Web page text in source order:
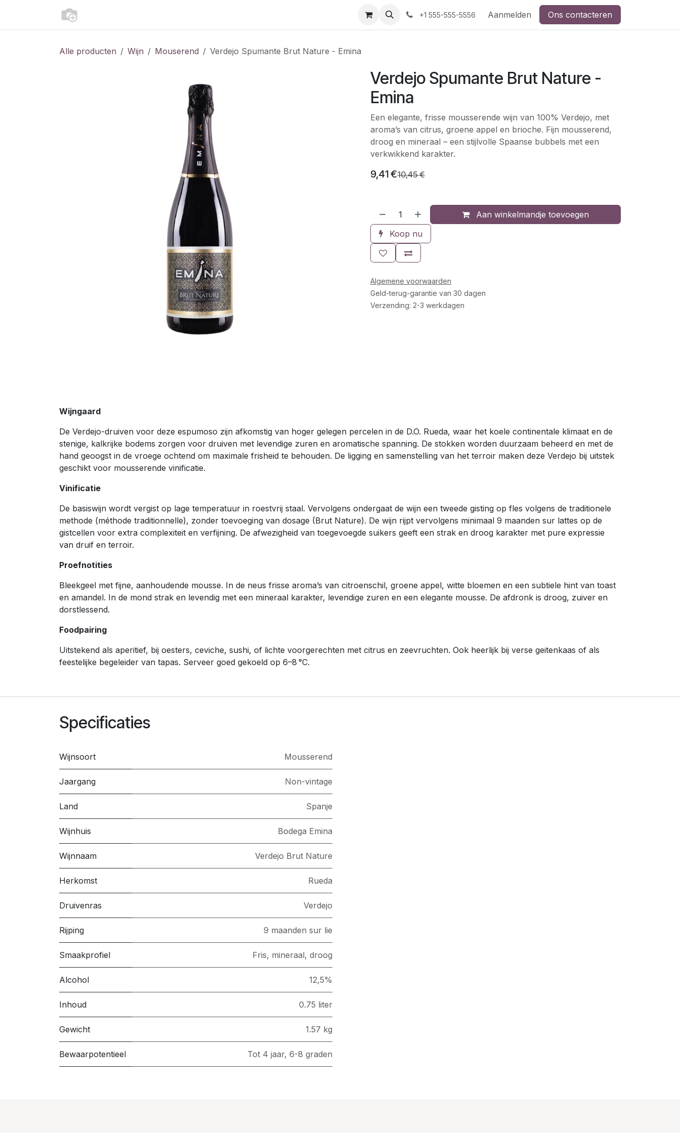
+1 555-555-5556 Aanmelden Ons contacteren
Alle producten Wijn Mouserend Verdejo Spumante Brut Nature - Emina
Verdejo Spumante Brut Nature -
Emina
Een elegante, frisse mousserende wijn van 100% Verdejo, met
aroma’s van citrus, groene appel en brioche. Fijn mousserend,
droog en mineraal – een stijlvolle Spaanse bubbels met een
verkwikkend karakter.
9,41€10,45€
Aan winkelmandje toevoegen
Koop nu
Algemene voorwaarden
Geld-terug-garantie van 30 dagen
Verzending: 2-3 werkdagen
Wijngaard
De Verdejo-druiven voor deze espumoso zijn afkomstig van hoger gelegen percelen in de D.O. Rueda, waar het koele continentale klimaat en de
stenige, kalkrijke bodems zorgen voor druiven met levendige zuren en aromatische spanning. De stokken worden duurzaam beheerd en met de
hand geoogst in de vroege ochtend om maximale frisheid te behouden. De ligging en samenstelling van het terroir maken deze Verdejo bij uitstek
geschikt voor mousserende vinificatie.
Vinificatie
De basiswijn wordt vergist op lage temperatuur in roestvrij staal. Vervolgens ondergaat de wijn een tweede gisting op fles volgens de traditionele
methode (méthode traditionnelle), zonder toevoeging van dosage (Brut Nature). De wijn rijpt vervolgens minimaal 9 maanden sur lattes op de
gistcellen voor extra complexiteit en verfijning. De afwezigheid van toegevoegde suikers geeft een strak en droog karakter met pure expressie
van druif en terroir.
Proefnotities
Bleekgeel met fijne, aanhoudende mousse. In de neus frisse aroma’s van citroenschil, groene appel, witte bloemen en een subtiele hint van toast
en amandel. In de mond strak en levendig met een mineraal karakter, levendige zuren en een elegante mousse. De afdronk is droog, zuiver en
dorstlessend.
Foodpairing
Uitstekend als aperitief, bij oesters, ceviche, sushi, of lichte voorgerechten met citrus en zeevruchten. Ook heerlijk bij verse geitenkaas of als
feestelijke begeleider van tapas. Serveer goed gekoeld op 6–8 °C.
Specificaties
Wijnsoort Mousserend
Jaargang Non-vintage
Land Spanje
Wijnhuis Bodega Emina
Wijnnaam Verdejo Brut Nature
Herkomst Rueda
Druivenras Verdejo
Rijping 9 maanden sur lie
Smaakprofiel Fris, mineraal, droog
Alcohol 12,5%
Inhoud 0.75 liter
Gewicht 1.57 kg
Bewaarpotentieel Tot 4 jaar, 6-8 graden